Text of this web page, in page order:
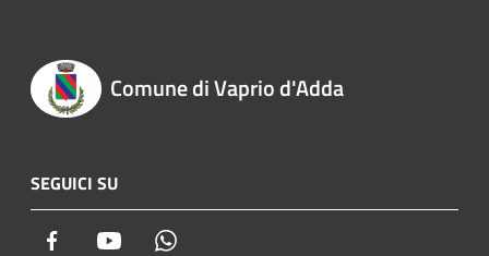
Comune di Vaprio d'Adda
SEGUICI SU
Facebook Youtube